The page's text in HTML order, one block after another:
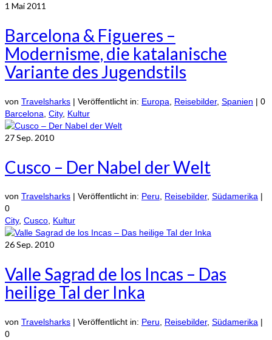
1 Mai 2011
Barcelona & Figueres –
Modernisme, die katalanische
Variante des Jugendstils
von Travelsharks | Veröffentlicht in: Europa Reisebilder, Spanien | 0
Barcelona City, Kultur
27Sep. 2010
Cusco – Der Nabel der Welt
von Travelsharks | Veröffentlicht in: Peru Reisebilder, Südamerika |
0
City, Cusco Kultur
26Sep. 2010
Valle Sagrad de los Incas – Das
heilige Tal der Inka
von Travelsharks | Veröffentlicht in: Peru Reisebilder, Südamerika |
0